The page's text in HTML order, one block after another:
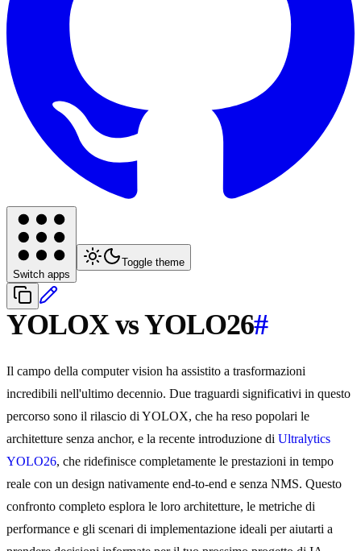
Switch apps
Toggle theme
YOLOX vs YOLO26#
Il campo della computer vision ha assistito a trasformazioni
incredibili nell'ultimo decennio. Due traguardi significativi in questo
percorso sono il rilascio di YOLOX, che ha reso popolari le
architetture senza anchor, e la recente introduzione di Ultralytics
YOLO26, che ridefinisce completamente le prestazioni in tempo
reale con un design nativamente end-to-end e senza NMS. Questo
confronto completo esplora le loro architetture, le metriche di
performance e gli scenari di implementazione ideali per aiutarti a